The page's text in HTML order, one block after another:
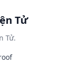
Tử
Tử.